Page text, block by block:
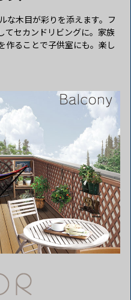
な木目が彩りを添えます。フ
てセカンドリビングに。家族
作ることで子供室にも。楽し